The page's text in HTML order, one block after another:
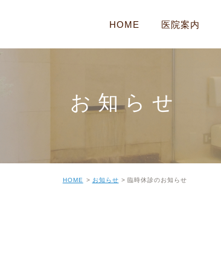
HOME 医院案内
お知らせ
HOME お知らせ 臨時休診のお知らせ